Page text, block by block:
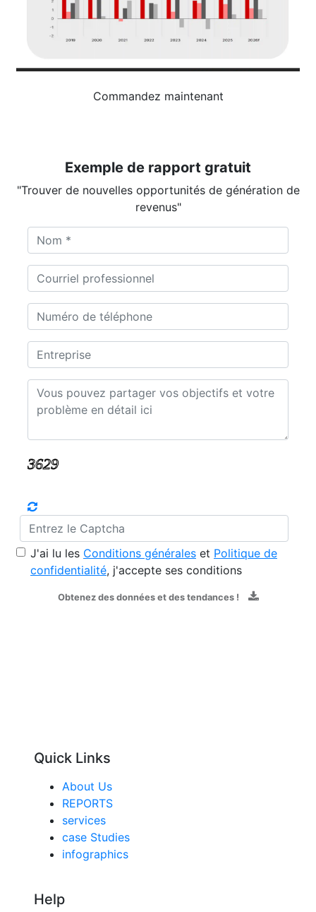
Commandez maintenant
Exemple de rapport gratuit
"Trouver de nouvelles opportunités de génération de
revenus"
J'ai lu les Conditions générales et Politique de
confidentialité, j'accepte ses conditions
Obtenez des données et des tendances !
Quick Links
About Us
REPORTS
services
case Studies
infographics
Help